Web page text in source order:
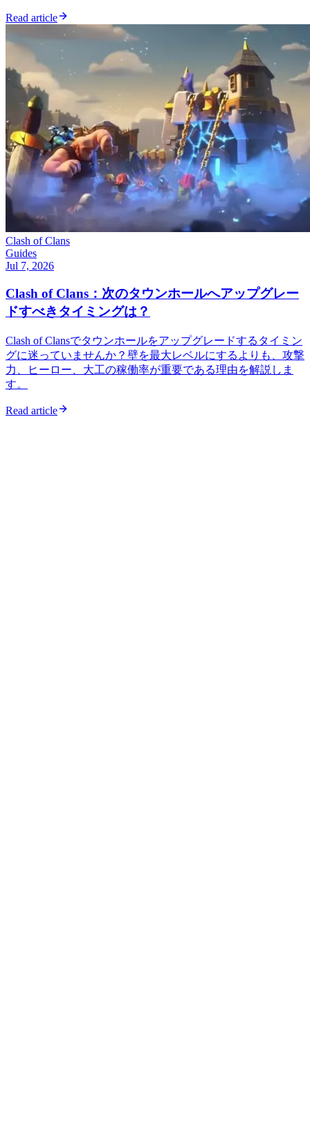
Read article
Clash of Clans
Guides
Jul 7, 2026
Clash of Clans：次のタウンホールへアップグレー
ドすべきタイミングは？
Clash of Clansでタウンホールをアップグレードするタイミン
グに迷っていませんか？壁を最大レベルにするよりも、攻撃
力、ヒーロー、大工の稼働率が重要である理由を解説しま
す。
Read article